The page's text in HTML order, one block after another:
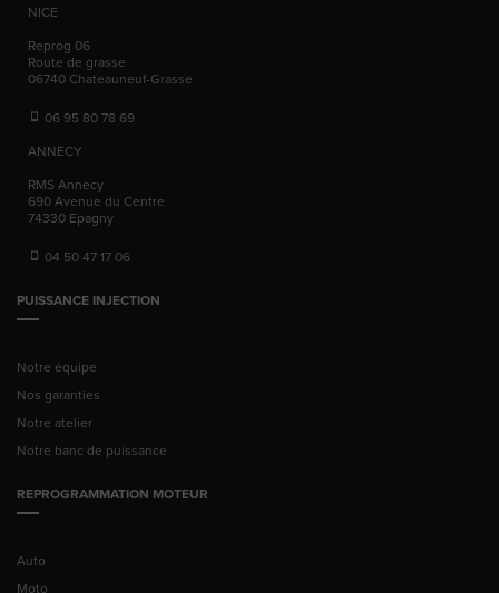
NICE
Reprog 06
Route de grasse
06740 Chateauneuf-Grasse
06 95 80 78 69
ANNECY
RMS Annecy
690 Avenue du Centre
74330 Epagny
04 50 47 17 06
PUISSANCE INJECTION
Notre équipe
Nos garanties
Notre atelier
Notre banc de puissance
REPROGRAMMATION MOTEUR
Auto
Moto